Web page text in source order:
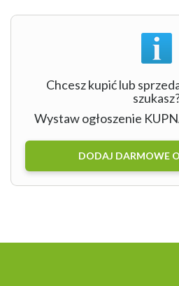
Chcesz kupić lub
Wystaw ogłoszenie
DODAJ DARMOWE